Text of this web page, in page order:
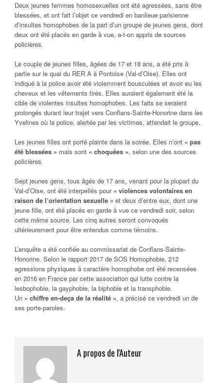
Deux jeunes femmes homosexuelles ont été agressées, sans être
blessées, et ont fait l’objet ce vendredi en banlieue parisienne
d’insultes homophobes de la part d’un groupe de jeunes gens, dont
deux ont été placés en garde à vue, a-t-on appris de sources
policières.
Le couple de jeunes filles, âgées de 17 et 18 ans, a été pris à
partie sur le quai du RER A à Pontoise (Val-d’Oise). Elles ont
indiqué à la police avoir été violemment bousculées et avoir eu les
cheveux et les vêtements tirés. Elles auraient également été la
cible de violentes insultes homophobes. Les faits se seraient
prolongés durant leur trajet vers Conflans-Sainte-Honorine dans les
Yvelines où la police, alertée par les victimes, attendait le groupe.
Les jeunes filles ont porté plainte dans la soirée. Elles n’ont « pas
été blessées » mais sont « choquées », selon une des sources
policières.
Sept jeunes gens, tous âgés de 17 ans, venant pour la plupart du
Val-d’Oise, ont été interpellés pour « violences volontaires en
raison de l’orientation sexuelle » et deux d’entre eux, dont une
jeune fille, ont été placés en garde à vue ce vendredi soir, selon
cette même source. Les cinq autres seront convoqués
ultérieurement pour être entendus comme témoins.
L’enquête a été confiée au commissariat de Conflans-Sainte-
Honorine. Selon le rapport 2017 de SOS Homophobie, 212
agressions physiques à caractère homophobe ont été recensées
en 2016 en France par cette association qui lutte contre la
lesbophobie, la gayphobie, la biphobie et la transphobie.
Un « chiffre en-deça de la réalité », a précisé ce vendredi un de
ses porte-paroles.
A propos de l'Auteur